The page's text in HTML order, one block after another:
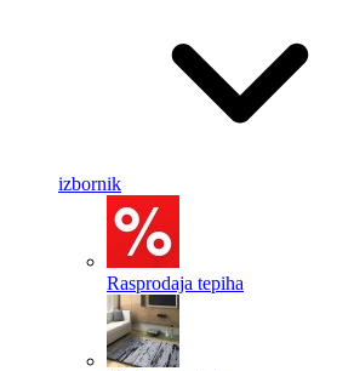
izbornik
Rasprodaja tepiha